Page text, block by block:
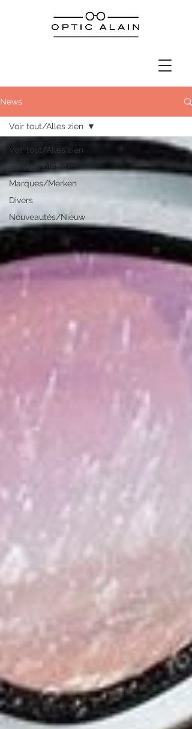
News
Voir tout/Alles zien
Service/Diensten
Marques/Merken
Divers
Nouveautés/Nieuw
Voir tout/Alles zien